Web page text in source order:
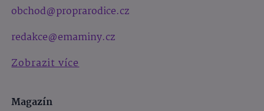
obchod@proprarodice.cz
redakce@emaminy.cz
Zobrazit více
Magazín